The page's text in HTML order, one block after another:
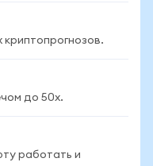
криптопрогнозов.
до 50x.
работать и